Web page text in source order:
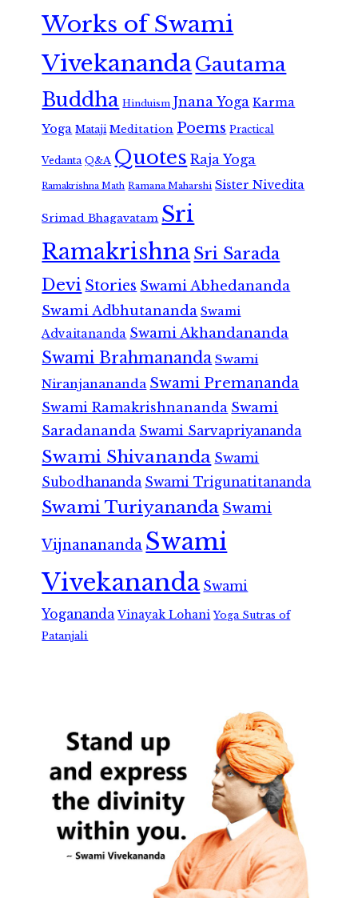
Works of Swami
VivekanandaGautama
Buddha Hinduism Jnana Yoga Karma
Yoga Mataji Meditation Poems Practical
Vedanta Q&A Quotes Raja Yoga
Ramakrishna Math Ramana Maharshi Sister Nivedita
Srimad Bhagavatam Sri
RamakrishnaSri Sarada
Devi Stories Swami Abhedananda
Swami Adbhutananda Swami
Advaitananda Swami Akhandananda
Swami Brahmananda Swami
Niranjanananda Swami Premananda
Swami Ramakrishnananda Swami
Saradananda Swami Sarvapriyananda
Swami Shivananda Swami
Subodhananda Swami Trigunatitananda
Swami Turiyananda Swami
Vijnanananda Swami
Vivekananda Swami
Yogananda Vinayak Lohani Yoga Sutras of
Patanjali